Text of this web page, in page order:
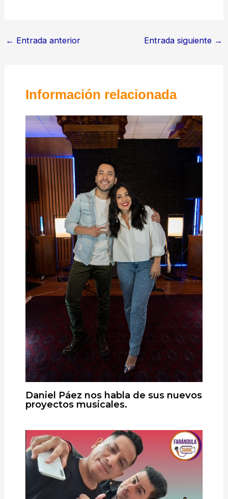
← Entrada anterior Entrada siguiente →
Información relacionada
Daniel Páez nos habla de sus nuevos
proyectos musicales.